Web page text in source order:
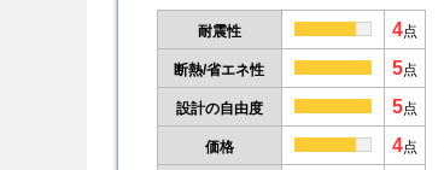
耐震性 4点
断熱/省エネ性 5点
設計の自由度 5点
価格 4点